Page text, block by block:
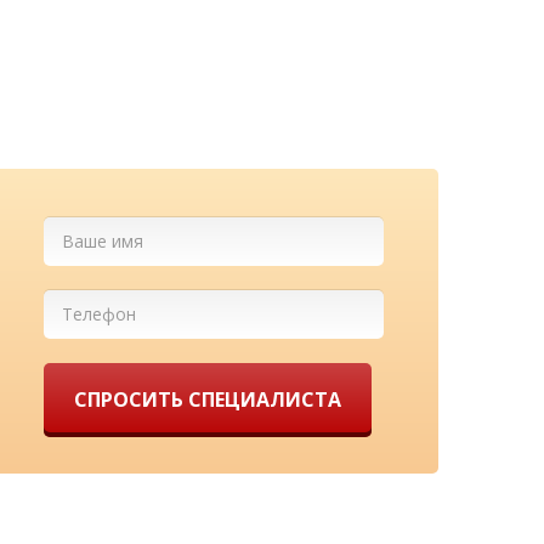
СПРОСИТЬ СПЕЦИАЛИСТА